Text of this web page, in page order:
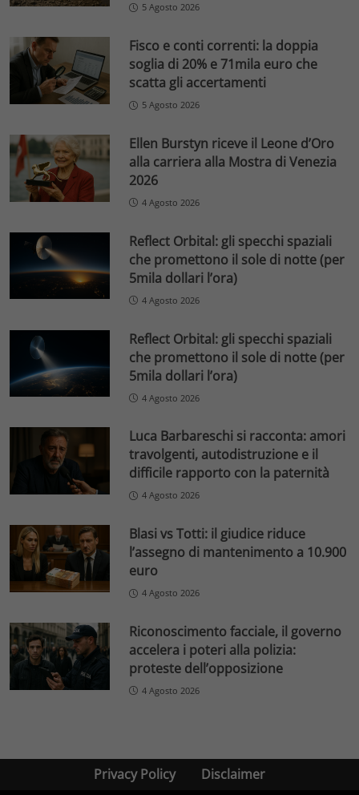
5 Agosto 2026
Fisco e conti correnti: la doppia
soglia di 20% e 71mila euro che
scatta gli accertamenti
5 Agosto 2026
Ellen Burstyn riceve il Leone d’Oro
alla carriera alla Mostra di Venezia
2026
4 Agosto 2026
Reflect Orbital: gli specchi spaziali
che promettono il sole di notte (per
5mila dollari l’ora)
4 Agosto 2026
Reflect Orbital: gli specchi spaziali
che promettono il sole di notte (per
5mila dollari l’ora)
4 Agosto 2026
Luca Barbareschi si racconta: amori
travolgenti, autodistruzione e il
difficile rapporto con la paternità
4 Agosto 2026
Blasi vs Totti: il giudice riduce
l’assegno di mantenimento a 10.900
euro
4 Agosto 2026
Riconoscimento facciale, il governo
accelera i poteri alla polizia:
proteste dell’opposizione
4 Agosto 2026
Privacy Policy Disclaimer